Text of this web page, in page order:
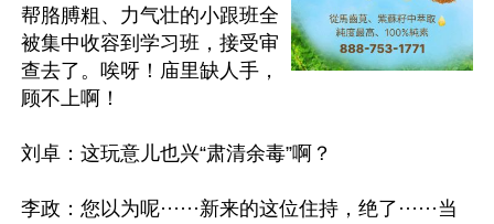
帮胳膊粗、力气壮的小跟班全
被集中收容到学习班，接受审
查去了。唉呀！庙里缺人手，
顾不上啊！
刘卓：这玩意儿也兴“肃清余毒”啊？
李政：您以为呢······新来的这位住持，绝了······当